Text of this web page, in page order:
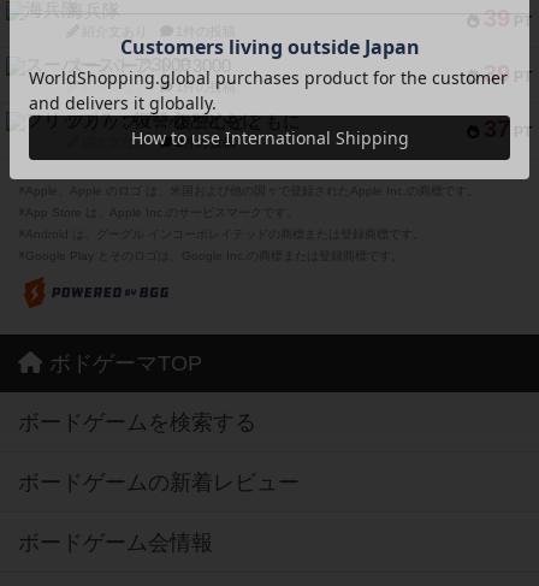
39 PT
海兵隊
39 PT
紹介文なし 1件の投稿
PT
フリップ７：復讐心とともに
紹介文なし 2件の投稿
※Apple、Apple のロゴ は、米国および他の国々で登録されたApple Inc.の商標です。
ボドゲーマTOP
ボードゲームを検索する
ボードゲームの新着レビュー
ボードゲーム会情報